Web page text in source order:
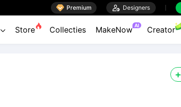
 Premium  Designers
 Store Collecties MakeNow AI Creator